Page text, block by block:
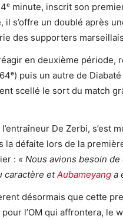
minute, inscrit son
il s’offre un doublé après
des supporters
en deuxième période,
puis un autre de Diabaté
scellé le sort du match
De Zerbi, s’est
la défaite lors de la
: « Nous avions besoin
caractère etAubameyanga
désormais que cette
l’OM qui affrontera, le